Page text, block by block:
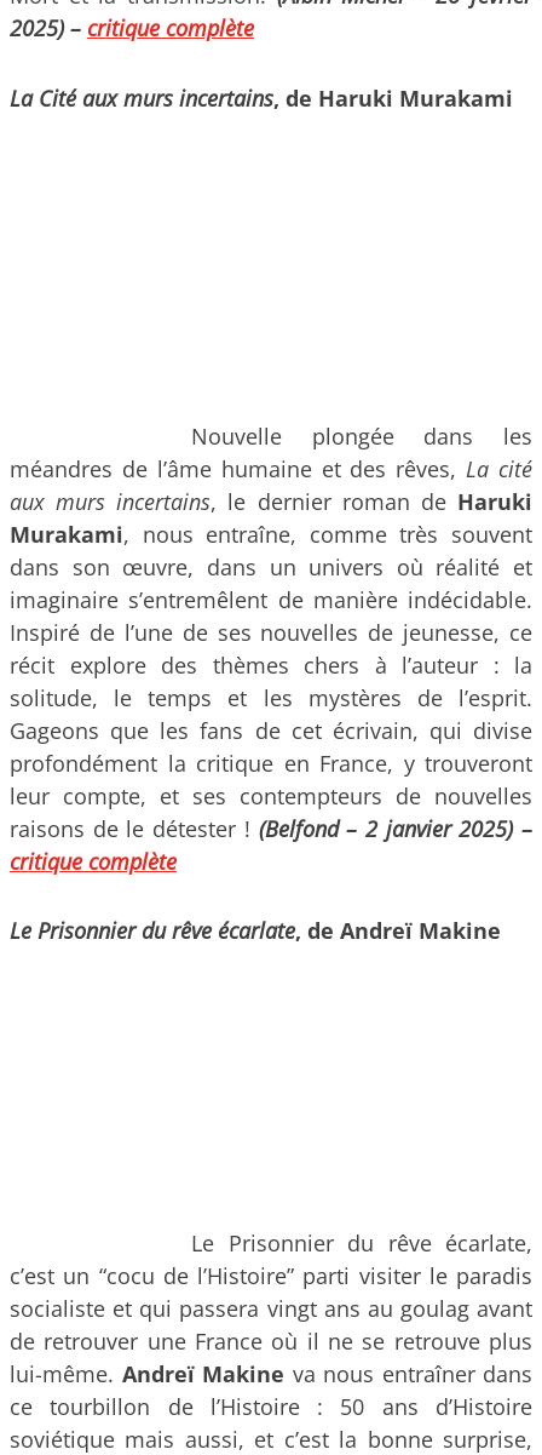
2025) – critique complète
La Cité aux murs incertains, de Haruki Murakami
Nouvelle plongée dans les
méandres de l’âme humaine et des rêves, La cité
aux murs incertains, le dernier roman de Haruki
Murakami, nous entraîne, comme très souvent
dans son œuvre, dans un univers où réalité et
imaginaire s’entremêlent de manière indécidable.
Inspiré de l’une de ses nouvelles de jeunesse, ce
récit explore des thèmes chers à l’auteur : la
solitude, le temps et les mystères de l’esprit.
Gageons que les fans de cet écrivain, qui divise
profondément la critique en France, y trouveront
leur compte, et ses contempteurs de nouvelles
raisons de le détester ! (Belfond – 2 janvier 2025) –
critique complète
Le Prisonnier du rêve écarlate, de Andreï Makine
Le Prisonnier du rêve écarlate,
c’est un “cocu de l’Histoire” parti visiter le paradis
socialiste et qui passera vingt ans au goulag avant
de retrouver une France où il ne se retrouve plus
lui-même. Andreï Makine va nous entraîner dans
ce tourbillon de l’Histoire : 50 ans d’Histoire
soviétique mais aussi, et c’est la bonne surprise,